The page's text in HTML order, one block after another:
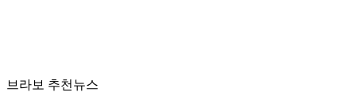
브라보 추천뉴스